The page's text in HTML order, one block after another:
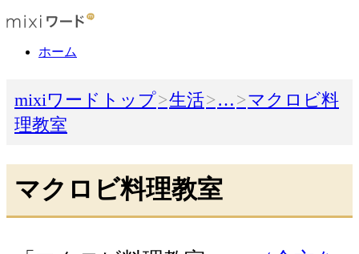
ホーム
mixiワードトップ 生活 …
マクロビ料
理教室
マクロビ料理教室